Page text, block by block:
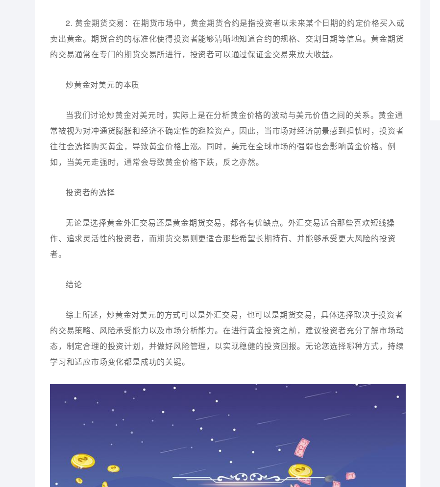
2. 黄金期货交易：在期货市场中，黄金期货合约是指投资者以未来某个日期的约定价格买入或
卖出黄金。期货合约的标准化使得投资者能够清晰地知道合约的规格、交割日期等信息。黄金期货
的交易通常在专门的期货交易所进行，投资者可以通过保证金交易来放大收益。
炒黄金对美元的本质
当我们讨论炒黄金对美元时，实际上是在分析黄金价格的波动与美元价值之间的关系。黄金通
常被视为对冲通货膨胀和经济不确定性的避险资产。因此，当市场对经济前景感到担忧时，投资者
往往会选择购买黄金，导致黄金价格上涨。同时，美元在全球市场的强弱也会影响黄金价格。例
如，当美元走强时，通常会导致黄金价格下跌，反之亦然。
投资者的选择
无论是选择黄金外汇交易还是黄金期货交易，都各有优缺点。外汇交易适合那些喜欢短线操
作、追求灵活性的投资者，而期货交易则更适合那些希望长期持有、并能够承受更大风险的投资
者。
结论
综上所述，炒黄金对美元的方式可以是外汇交易，也可以是期货交易，具体选择取决于投资者
的交易策略、风险承受能力以及市场分析能力。在进行黄金投资之前，建议投资者充分了解市场动
态，制定合理的投资计划，并做好风险管理，以实现稳健的投资回报。无论您选择哪种方式，持续
学习和适应市场变化都是成功的关键。